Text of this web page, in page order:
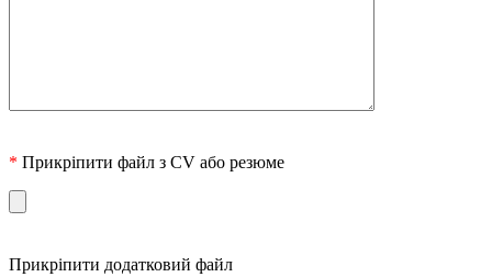
* Прикріпити файл з CV або резюме
Прикріпити додатковий файл